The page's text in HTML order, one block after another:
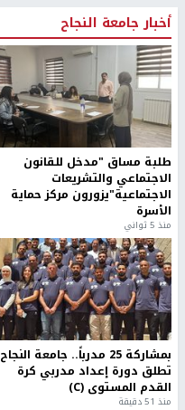
أخبار جامعة النجاح
طلبة مساق "مدخل للقانون
الاجتماعي والتشريعات
الاجتماعية"يزورون مركز حماية
الأسرة
منذ 5 ثواني
بمشاركة 25 مدرباً.. جامعة النجاح
تطلق دورة إعداد مدربي كرة
القدم المستوى (C)
منذ 51 دقيقة